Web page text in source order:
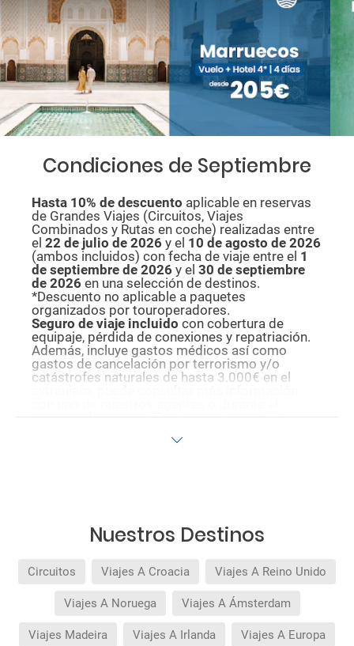
Condiciones de Septiembre
Hasta 10% de descuento aplicable en reservas
de Grandes Viajes (Circuitos, Viajes
Combinados y Rutas en coche) realizadas entre
el 22 de julio de 2026 y el 10 de agosto de 2026
(ambos incluidos) con fecha de viaje entre el 1
de septiembre de 2026 y el 30 de septiembre
de 2026 en una selección de destinos.
*Descuento no aplicable a paquetes
organizados por touroperadores.
Seguro de viaje incluido con cobertura de
equipaje, pérdida de conexiones y repatriación.
Además, incluye gastos médicos así como
gastos de cancelación por terrorismo y/o
catástrofes naturales de hasta 3.000€ en el
si quiere reforzar esta asistencia tiene que
Nuestros Destinos
Circuitos Viajes A Croacia Viajes A Reino Unido
Viajes A Noruega Viajes A Ámsterdam
Viajes Madeira Viajes A Irlanda Viajes A Europa